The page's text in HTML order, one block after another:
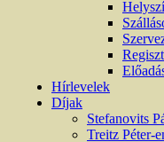
Hírlevelek
Díjak
Stefanovits
Treitz Péter-